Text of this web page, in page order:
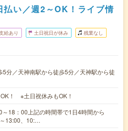
払い／週2～OK！ライブ情
給あり 土日祝日が休み 残業なし
5分／天神南駅から徒歩5分／天神駅から徒
！ ※土日祝休みもOK！
18：00上記の時間帯で1日4時間から
13:00、10:…